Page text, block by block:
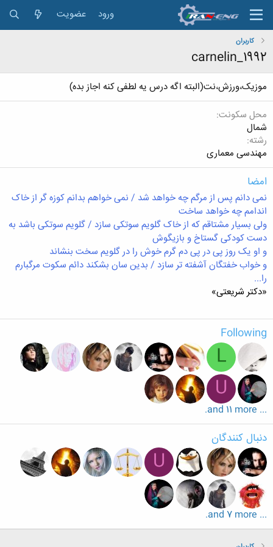
ورود عضویت
کاربران
carnelin_1992
موزیک،ورزش،نت(البته اگه درس یه لطفی کنه اجاز بده)
محل سکونت
شمال
رشته
مهندسی معماری
امضا
نمی دانم پس از مرگم چه خواهد شد / نمی خواهم بدانم کوزه گر از خاک
اندامم چه خواهد ساخت
ولی بسیار مشتاقم که از خاک گلویم سوتکی سازد / گلویم سوتکی باشد به
دست کودکی گستاخ و بازیگوش
و او یک روز پی در پی دم گرم خوش را در گلویم سخت بنشاند
و خواب خفتگان آشفته تر سازد / بدین سان بشکند دائم سکوت مرگبارم
را...
«دکتر شریعتی»
Following
L
U
... and 11 more.
دنبال کنندگان
U
... and 7 more.